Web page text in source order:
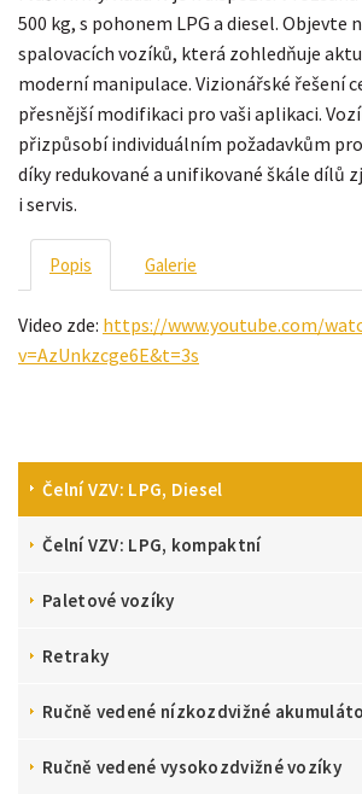
500 kg, s pohonem LPG a diesel. Objevte
spalovacích vozíků, která zohledňuje
moderní manipulace. Vizionářské řešení
přesnější modifikaci pro vaši aplikaci.
přizpůsobí individuálním požadavkům
díky redukované a unifikované škále dílů
i servis.
Popis Galerie
Video zde: https://www.youtube.com/
v=AzUnkzcge6E&t=3s
Čelní VZV: LPG, Diesel
Čelní VZV: LPG, kompaktní
Paletové vozíky
Retraky
Ručně vedené nízkozdvižné
Ručně vedené vysokozdvižné vozíky